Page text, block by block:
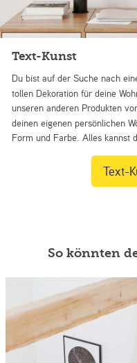
Text-Kunst
Du bist auf der Suche nach
tollen Dekoration für deine
unseren anderen Produkten
deinen eigenen persönlichen
Form und Farbe. Alles kannst
Text-
So könnten